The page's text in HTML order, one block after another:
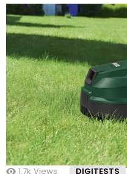
1.7k Views DIGITESTS